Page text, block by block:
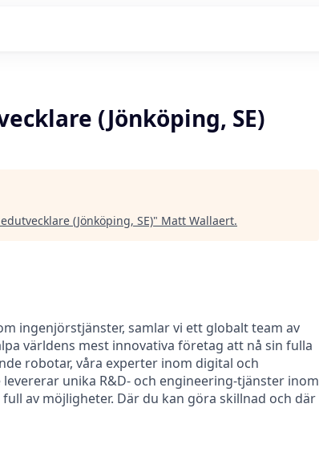
(Jönköping, SE)
(Jönköping, SE)" Matt Wallaert.
ingenjörstjänster, samlar vi ett globalt team av
världens mest innovativa företag att nå sin fulla
robotar, våra experter inom digital och
unika R&D- och engineering-tjänster inom
av möjligheter. Där du kan göra skillnad och där